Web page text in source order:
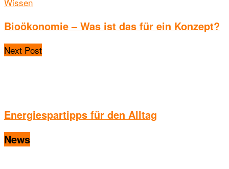
Bioökonomie – Was ist das für ein Konzept?
Next Post
Energiespartipps für den Alltag
News